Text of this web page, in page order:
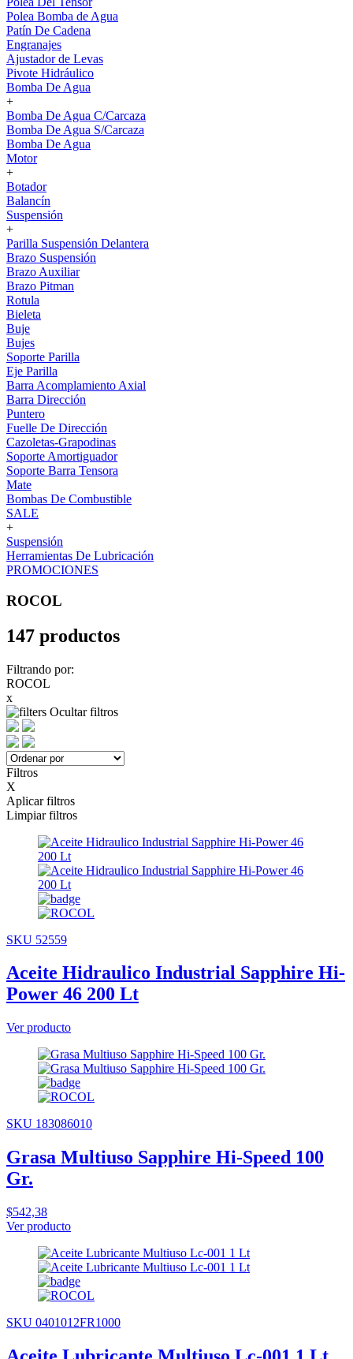
Polea Bomba de Agua
Patín De Cadena
Engranajes
Ajustador de Levas
Pivote Hidráulico
Bomba De Agua
+
Bomba De Agua C/Carcaza
Bomba De Agua S/Carcaza
Bomba De Agua
Motor
+
Botador
Balancín
Suspensión
+
Parilla Suspensión Delantera
Brazo Suspensión
Brazo Auxiliar
Brazo Pitman
Rotula
Bieleta
Buje
Bujes
Soporte Parilla
Eje Parilla
Barra Acomplamiento Axial
Barra Dirección
Puntero
Fuelle De Dirección
Cazoletas-Grapodinas
Soporte Amortiguador
Soporte Barra Tensora
Mate
Bombas De Combustible
SALE
+
Suspensión
Herramientas De Lubricación
PROMOCIONES
ROCOL
147 productos
Filtrando por:
ROCOL
x
Ocultar filtros
Filtros
X
Aplicar filtros
Limpiar filtros
SKU 52559
Aceite Hidraulico Industrial Sapphire Hi-
Power 46 200 Lt
Ver producto
SKU 183086010
Grasa Multiuso Sapphire Hi-Speed 100
Gr.
$542,38
Ver producto
SKU 0401012FR1000